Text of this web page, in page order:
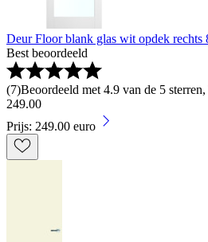
Deur Floor blank glas wit opdek rechts
Best beoordeeld
(7)Beoordeeld met 4.9 van de 5
249.00
Prijs: 249.00 euro